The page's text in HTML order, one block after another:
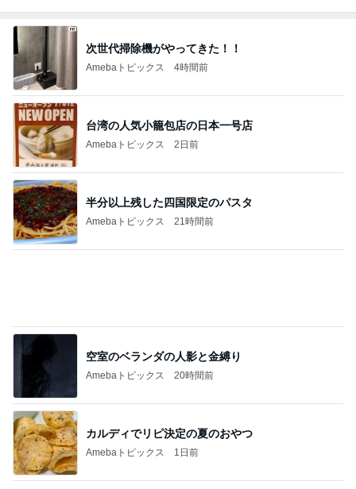
次世代掃除機がやってきた！！
Amebaトピックス 4時間前
台湾の人気小籠包店の日本一号店
Amebaトピックス 2日前
半分以上残した四国限定のパスタ
Amebaトピックス 21時間前
空室のベランダの人影と金縛り
Amebaトピックス 20時間前
カルディでリピ決定の夏のおやつ
Amebaトピックス 1日前